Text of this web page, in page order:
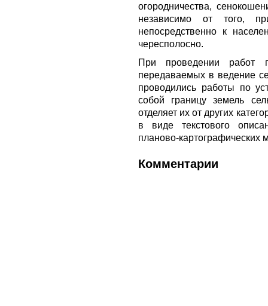
огородничества,
независимо от того,
непосредственно к
чересполосно.
При проведении работ
передаваемых в ведение
проводились работы по
собой границу земель
отделяет их от других
в виде текстового
планово-картографических
Комментарии